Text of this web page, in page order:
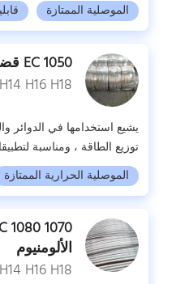
الموصلية الممتازة
1050 EC قضيب أسلاك الألومنيوم
H16 H18
يشيع استخدامها في الدوائر
توزيع الطاقة ، ومناسبة
الموصلية الحرارية الممتازة
الألومنيوم
H16 H18